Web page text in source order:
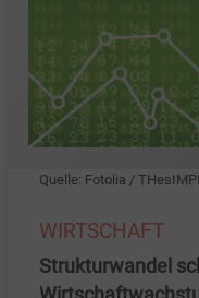
Quelle: Fotolia /
WIRTSCHAFT
Strukturwandel